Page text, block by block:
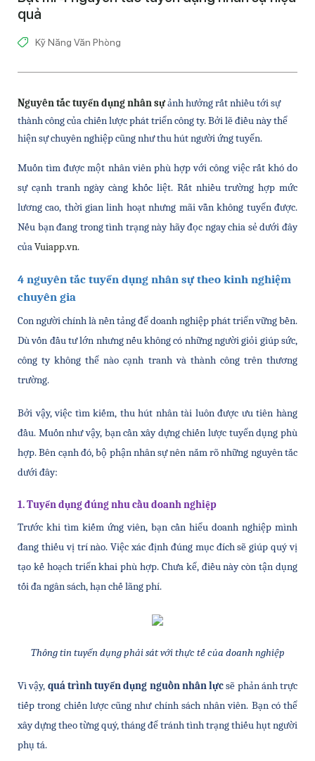
quả
Kỹ Năng Văn Phòng
Nguyên tắc tuyển dụng nhân sựảnh hưởng rất nhiều tới sự
thành công của chiến lược phát triển công ty. Bởi lẽ điều này thể
hiện sự chuyên nghiệp cũng như thu hút người ứng tuyển.
Muốn tìm được một nhân viên phù hợp với công việc rất khó do
sự cạnh tranh ngày càng khốc liệt. Rất nhiều trường hợp mức
lương cao, thời gian linh hoạt nhưng mãi vẫn không tuyển được.
Nếu bạn đang trong tình trạng này hãy đọc ngay chia sẻ dưới đây
của Vuiapp.vn.
4 nguyên tắc tuyển dụng nhân sự theo kinh nghiệm
chuyên gia
Con người chính là nền tảng để doanh nghiệp phát triển vững bền.
Dù vốn đầu tư lớn nhưng nếu không có những người giỏi giúp sức,
công ty không thể nào cạnh tranh và thành công trên thương
trường.
Bởi vậy, việc tìm kiếm, thu hút nhân tài luôn được ưu tiên hàng
đầu. Muốn như vậy, bạn cần xây dựng chiến lược tuyển dụng phù
hợp. Bên cạnh đó, bộ phận nhân sự nên nắm rõ những nguyên tắc
dưới đây:
1. Tuyển dụng đúng nhu cầu doanh nghiệp
Trước khi tìm kiếm ứng viên, bạn cần hiểu doanh nghiệp mình
đang thiếu vị trí nào. Việc xác định đúng mục đích sẽ giúp quý vị
tạo kế hoạch triển khai phù hợp. Chưa kể, điều này còn tận dụng
tối đa ngân sách, hạn chế lãng phí.
Thông tin tuyển dụng phải sát với thực tế của doanh nghiệp
Vì vậy, quá trình tuyển dụng nguồn nhân lực sẽ phản ánh trực
tiếp trong chiến lược cũng như chính sách nhân viên. Bạn có thể
xây dựng theo từng quý, tháng để tránh tình trạng thiếu hụt người
phụ tá.